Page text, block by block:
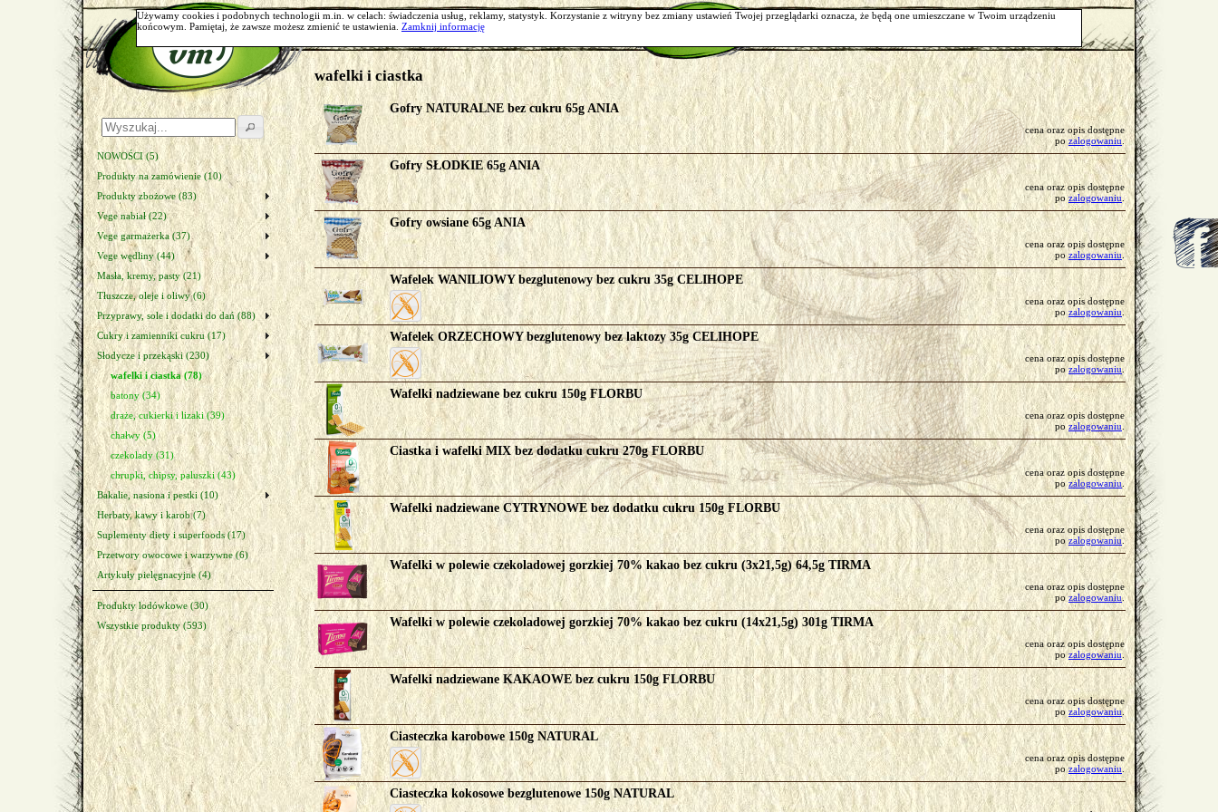
Trwa ładowanie danych
Start O nas Oferta Moje konto Kontakt
wafelki i ciastka
Gofry NATURALNE bez cukru 65g ANIA
cena oraz opis dostępne
pozalogowaniu .
Gofry SŁODKIE 65g ANIA
cena oraz opis dostępne
pozalogowaniu .
Gofry owsiane 65g ANIA
cena oraz opis dostępne
po zalogowaniu.
Wafelek WANILIOWY bezglutenowy bez cukru 35g CELIHOPE
cena oraz opis dostępne
po zalogowaniu.
Wafelek ORZECHOWY bezglutenowy bez laktozy 35g CELIHOPE
cena oraz opis dostępne
pozalogowaniu.
Wafelki nadziewane bez cukru 150g FLORBU
cena oraz opis dostępne
pozalogowaniu
Ciastka i wafelki MIX bez dodatku cukru 270g FLORBU
cena oraz opis dostępne
pozalogowaniu
Wafelki nadziewane CYTRYNOWE bez dodatku cukru 150g FLORBU
cena oraz opis dostępne
po zalogowaniu.
Wafelki w polewie czekoladowej gorzkiej 70% kakao bez cukru (3x21,5g) 64,5g TIRMA
cena oraz opis dostępne
pozalogowaniu.
Wafelki w polewie czekoladowej gorzkiej 70% kakao bez cukru (14x21,5g) 301g TIRMA
cena oraz opis dostępne
pozalogowaniu.
Wafelki nadziewane KAKAOWE bez cukru 150g FLORBU
cena oraz opis dostępne
pozalogowaniu.
Ciasteczka karobowe 150g NATURAL
cena oraz opis dostępne
pozalogowaniu.
Ciasteczka kokosowe bezglutenowe 150g NATURAL
NOWOŚCI (5)
Produkty na zamówienie (10)
Produkty zbożowe (83)
Vege nabiał (22)
Vege garmażerka (37)
Vege wędliny (44)
Masła, kremy, pasty (21)
Tłuszcze, oleje i oliwy (6)
Przyprawy, sole i dodatki do dań (88)
Cukry i zamienniki cukru (17)
Słodycze i przekąski (230)
wafelki i ciastka (78)
batony (34)
draże, cukierki i lizaki (39)
chałwy (5)
czekolady (31)
chrupki, chipsy, paluszki (43)
Bakalie, nasiona i pestki (10)
Herbaty, kawy i karob (7)
Suplementy diety i superfoods (17)
Przetwory owocowe i warzywne (6)
Artykuły pielęgnacyjne (4)
Produkty lodówkowe (30)
Wszystkie produkty (593)
Używamy cookies i podobnych technologii m.in. w celach: świadczenia usług, reklamy, statystyk. Korzystanie z witryny bez zmiany ustawień Twojej przeglądarki oznacza, że będą one umieszczane w Twoim urządzeniu
końcowym. Pamiętaj, że zawsze możesz zmienić te ustawienia. Zamknij informację